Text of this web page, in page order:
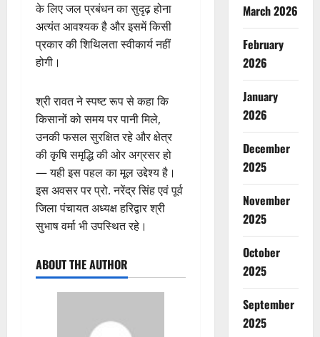
के लिए जल प्रबंधन का सुदृढ़ होना
अत्यंत आवश्यक है और इसमें किसी
प्रकार की शिथिलता स्वीकार्य नहीं
होगी।
श्री रावत ने स्पष्ट रूप से कहा कि
किसानों को समय पर पानी मिले,
उनकी फसल सुरक्षित रहे और क्षेत्र
की कृषि समृद्धि की ओर अग्रसर हो
— यही इस पहल का मूल उद्देश्य है।
इस अवसर पर प्रो. नरेंद्र सिंह एवं पूर्व
जिला पंचायत अध्यक्ष हरिद्वार श्री
सुभाष वर्मा भी उपस्थित रहे।
ABOUT THE AUTHOR
March 2026
February
2026
January
2026
December
2025
November
2025
October
2025
September
2025